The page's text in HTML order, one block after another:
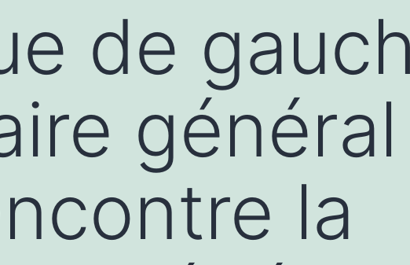
de
la